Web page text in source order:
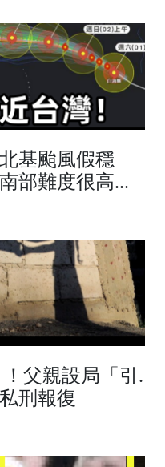
基颱風假穩
部難度很高...
父親設局「引.
刑報復